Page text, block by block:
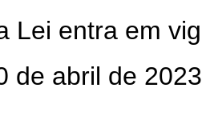
Lei entra em
de abril de